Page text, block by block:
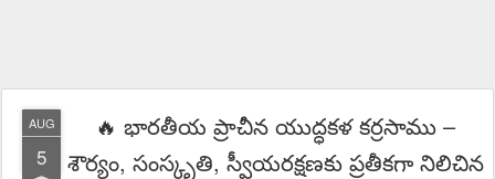
AUG
5
🔥 భారతీయ ప్రాచీన యుద్ధకళ కర్రసాము –
శౌర్యం, సంస్కృతి, స్వీయరక్షణకు ప్రతీకగా నిలిచిన